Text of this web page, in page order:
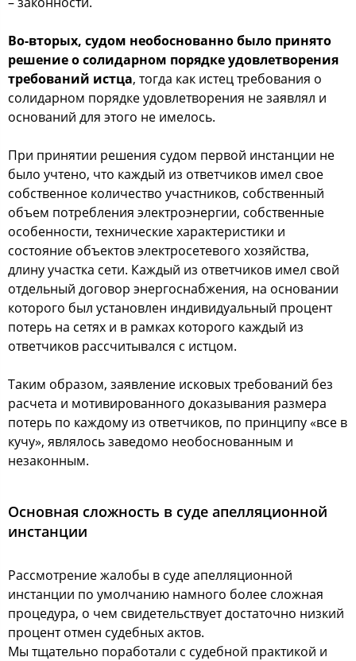
Во-вторых, судом необоснованно было принято
решение о солидарном порядке удовлетворения
требований истца, тогда как истец требования о
солидарном порядке удовлетворения не заявлял и
оснований для этого не имелось.
При принятии решения судом первой инстанции не
было учтено, что каждый из ответчиков имел свое
собственное количество участников, собственный
объем потребления электроэнергии, собственные
особенности, технические характеристики и
состояние объектов электросетевого хозяйства,
длину участка сети. Каждый из ответчиков имел свой
отдельный договор энергоснабжения, на основании
которого был установлен индивидуальный процент
потерь на сетях и в рамках которого каждый из
ответчиков рассчитывался с истцом.
Таким образом, заявление исковых требований без
расчета и мотивированного доказывания размера
потерь по каждому из ответчиков, по принципу «все в
кучу», являлось заведомо необоснованным и
незаконным.
Основная сложность в суде апелляционной
инстанции
Рассмотрение жалобы в суде апелляционной
инстанции по умолчанию намного более сложная
процедура, о чем свидетельствует достаточно низкий
процент отмен судебных актов.
Мы тщательно поработали с судебной практикой и